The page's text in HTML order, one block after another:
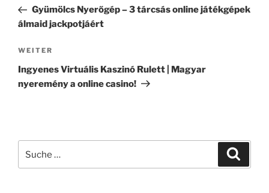
Beitrag
Gyümölcs Nyerőgép – 3 tárcsás online játékgépek
álmaid jackpotjáért
Nächster
Beitrag
WEITER
Ingyenes Virtuális Kaszinó Rulett | Magyar
nyeremény a online casino!
nach: